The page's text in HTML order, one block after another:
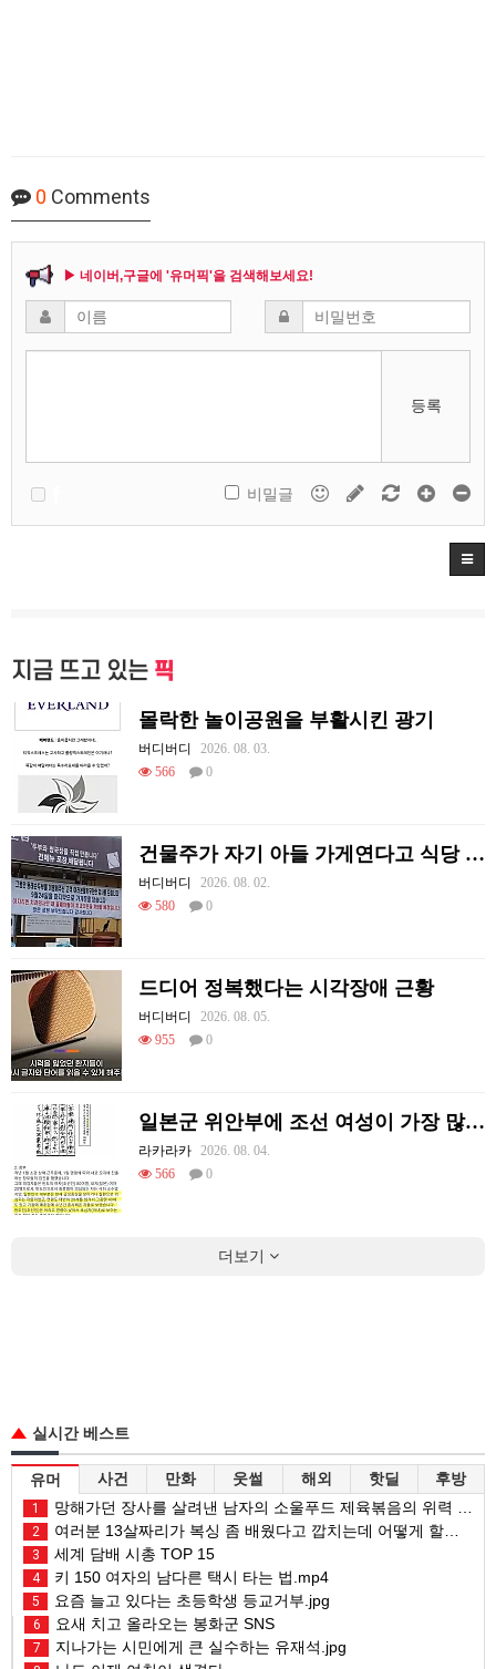
0 Comments
▶ 네이버,구글에 '유머픽'을 검색해보세요!
등록
비밀글
지금 뜨고 있는 픽
몰락한 놀이공원을 부활시킨 광기
버디버디
2026. 08. 03.
566
0
건물주가 자기 아들 가게연다고 식당 폐업시킴
버디버디
2026. 08. 02.
580
0
드디어 정복했다는 시각장애 근황
버디버디
2026. 08. 05.
955
0
일본군 위안부에 조선 여성이 가장 많았던 이유
라카라카
2026. 08. 04.
566
0
더보기
실시간 베스트
유머 사건 만화 웃썰 해외 핫딜 후방
1 망해가던 장사를 살려낸 남자의 소울푸드 제육볶음의 위력 ㅋㅋ
2 여러분 13살짜리가 복싱 좀 배웠다고 깝치는데 어떻게 할까요?
3 세계 담배 시총 TOP 15
4 키 150 여자의 남다른 택시 타는 법.mp4
5 요즘 늘고 있다는 초등학생 등교거부.jpg
6 요새 치고 올라오는 봉화군 SNS
7 지나가는 시민에게 큰 실수하는 유재석.jpg